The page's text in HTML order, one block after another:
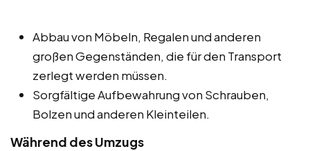
Abbau von Möbeln, Regalen und anderen
großen Gegenständen, die für den Transport
zerlegt werden müssen.
Sorgfältige Aufbewahrung von Schrauben,
Bolzen und anderen Kleinteilen.
Während des Umzugs